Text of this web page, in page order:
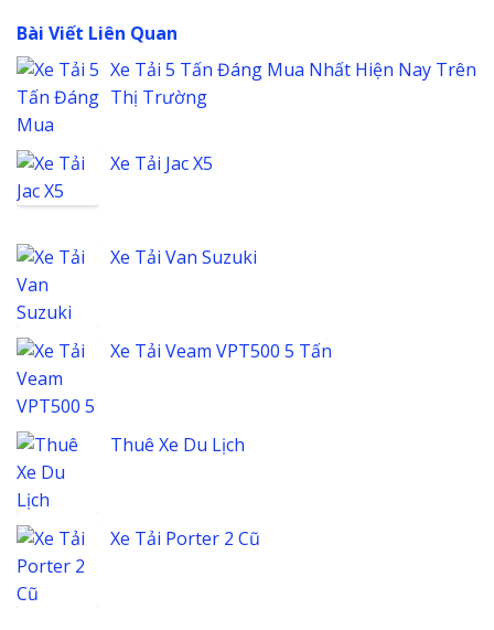
Bài Viết Liên Quan
Xe Tải 5 Tấn Đáng Mua Nhất Hiện Nay Trên
Thị Trường
Xe Tải Jac X5
Xe Tải Van Suzuki
Xe Tải Veam VPT500 5 Tấn
Thuê Xe Du Lịch
Xe Tải Porter 2 Cũ